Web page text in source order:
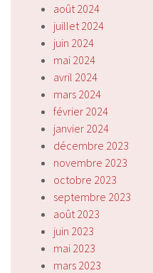
août 2024
juillet 2024
juin 2024
mai 2024
avril 2024
mars 2024
février 2024
janvier 2024
décembre 2023
novembre 2023
octobre 2023
septembre 2023
août 2023
juin 2023
mai 2023
mars 2023